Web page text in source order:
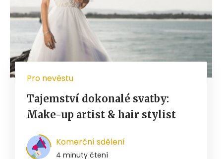
Pro nevěstu
Tajemství dokonalé svatby:
Make-up artist & hair stylist
Komerční sdělení
4 minuty čtení